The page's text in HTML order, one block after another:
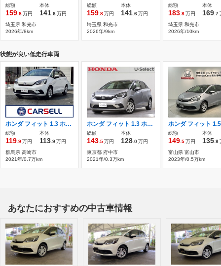
総額
159 .8万円
本体
141 .6万円
埼玉県 和光市
2026年/8km
総額
159 .8万円
本体
141 .6万円
埼玉県 和光市
2026年/9km
総額
183 .8万円
本体
169 .7
埼玉県 和光市
2026年/10km
状態が良い低走行車両
ホンダ フィット 1.3 ホーム 純正ナビ Bカメラ クルコン LEDヘッド 禁煙
総額
119.9万円
本体
113.9万円
群馬県 高崎市
2021年/0.7万km
ホンダ フィット 1.3 ホーム ホンダセンシング 純正メモリーナビ Blueto
総額
143.5万円
本体
128.0万円
東京都 府中市
2021年/0.3万km
総額
149.5万円
本体
135.8
富山県 富山市
2023年/0.5万km
あなたにおすすめの中古車情報